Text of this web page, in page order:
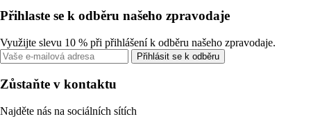
Přihlaste se k odběru našeho zpravodaje
Využijte slevu 10 % při přihlášení k odběru našeho zpravodaje.
Přihlásit se k odběru
Zůstaňte v kontaktu
Najděte nás na sociálních sítích